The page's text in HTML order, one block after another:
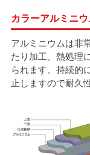
カラーアルミニウ
アルミニウムは非
たり加工、熱処理
られます。持続的
止しますので耐久